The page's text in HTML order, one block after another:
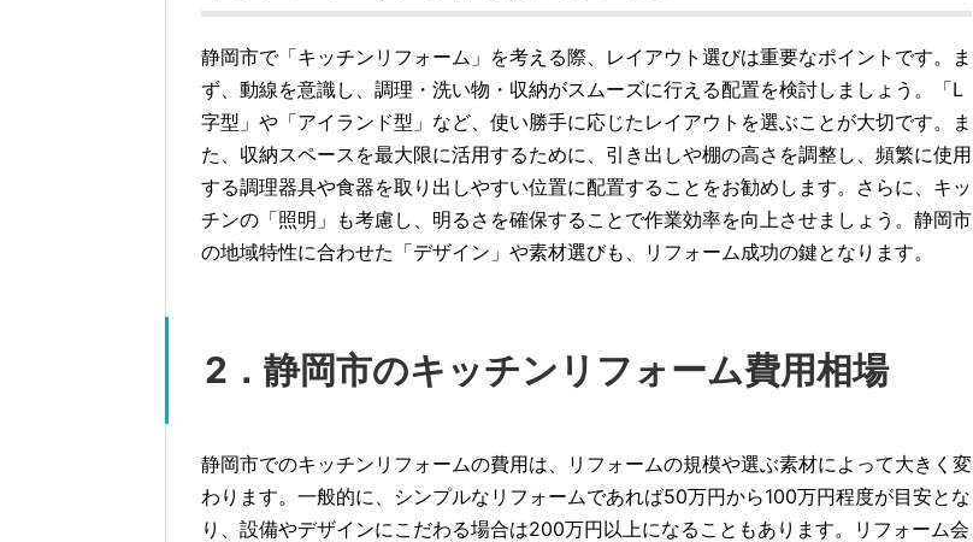
静岡市で「キッチンリフォーム」を考える際、レイアウト選びは重要なポイントです。ま
ず、動線を意識し、調理・洗い物・収納がスムーズに行える配置を検討しましょう。「L
字型」や「アイランド型」など、使い勝手に応じたレイアウトを選ぶことが大切です。ま
た、収納スペースを最大限に活用するために、引き出しや棚の高さを調整し、頻繁に使用
する調理器具や食器を取り出しやすい位置に配置することをお勧めします。さらに、キッ
チンの「照明」も考慮し、明るさを確保することで作業効率を向上させましょう。静岡市
の地域特性に合わせた「デザイン」や素材選びも、リフォーム成功の鍵となります。
2．静岡市のキッチンリフォーム費用相場
静岡市でのキッチンリフォームの費用は、リフォームの規模や選ぶ素材によって大きく変
わります。一般的に、シンプルなリフォームであれば50万円から100万円程度が目安とな
り、設備やデザインにこだわる場合は200万円以上になることもあります。リフォーム会